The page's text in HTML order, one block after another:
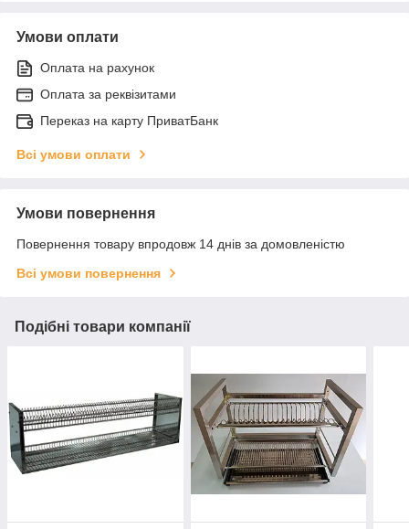
Умови оплати
Оплата на рахунок
Оплата за реквізитами
Переказ на карту ПриватБанк
Всі умови оплати
Умови повернення
Повернення товару впродовж 14 днів за домовленістю
Всі умови повернення
Подібні товари компанії